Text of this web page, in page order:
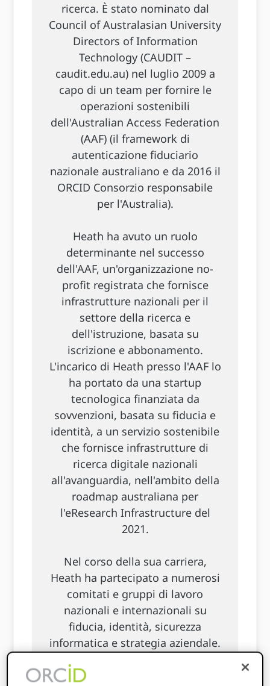
ricerca. È stato nominato dal
Council of Australasian University
Directors of Information
Technology (CAUDIT –
caudit.edu.au) nel luglio 2009 a
capo di un team per fornire le
operazioni sostenibili
dell'Australian Access Federation
(AAF) (il framework di
autenticazione fiduciario
nazionale australiano e da 2016 il
ORCID Consorzio responsabile
per l'Australia).
Heath ha avuto un ruolo
determinante nel successo
dell'AAF, un'organizzazione no-
profit registrata che fornisce
infrastrutture nazionali per il
settore della ricerca e
dell'istruzione, basata su
iscrizione e abbonamento.
L'incarico di Heath presso l'AAF lo
ha portato da una startup
tecnologica finanziata da
sovvenzioni, basata su fiducia e
identità, a un servizio sostenibile
che fornisce infrastrutture di
ricerca digitale nazionali
all'avanguardia, nell'ambito della
roadmap australiana per
l'eResearch Infrastructure del
2021.
Nel corso della sua carriera,
Heath ha partecipato a numerosi
comitati e gruppi di lavoro
nazionali e internazionali su
fiducia, identità, sicurezza
informatica e strategia aziendale.
formali in tecnologie